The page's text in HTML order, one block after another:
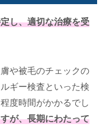
し、適切な治療を受
や被毛のチェックの
ギー検査といった検
度時間がかかるでし
が、長期にわたって